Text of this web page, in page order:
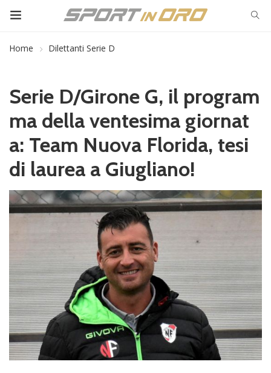
Home Dilettanti Serie D
Serie D/Girone G, il program
ma della ventesima giornat
a: Team Nuova Florida, tesi
di laurea a Giugliano!